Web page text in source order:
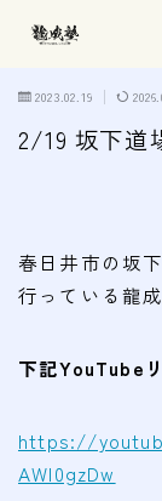
MENU
練習会場
清須市の道
高蔵寺の道
2023.02.19
2/19 坂下道
春日井市の坂
行っている龍
下記YouTube
https://
AWI0gzDw